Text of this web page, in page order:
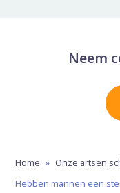
Neem
Home » Onze artsen
Hebben mannen een